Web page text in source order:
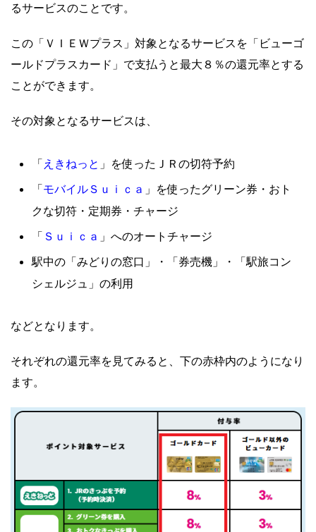
るサービスのことです。
この「ＶＩＥＷプラス」対象となるサービスを「ビューゴ
ールドプラスカード」で支払うと最大８％の還元率とする
ことができます。
その対象となるサービスは、
「 えきねっと 」を使ったＪＲの切符予約
「モバイルＳｕｉｃａ 」を使ったグリーン券・おト
クな切符・定期券・チャージ
「 Ｓｕｉｃａ 」へのオートチャージ
駅中の「みどりの窓口」・「券売機」・「駅旅コン
シェルジュ」の利用
などとなります。
それぞれの還元率を見てみると、下の赤枠内のようになり
ます。